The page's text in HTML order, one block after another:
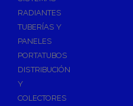
Ósmosis con Depósito
Recambios de Ósmosis
Grifería de Ósmosis
Regulación y
RADIANTES
TUBERÍAS Y
PANELES
PORTATUBOS
DISTRIBUCIÓN
Y
COLECTORES